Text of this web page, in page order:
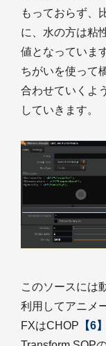
もっておらず、
に、水の方は粘
値となっていま
ちがいを使って
合わせていくよ
していきます。
このソースには
利用してアニメ
FXはCHOP 【6】